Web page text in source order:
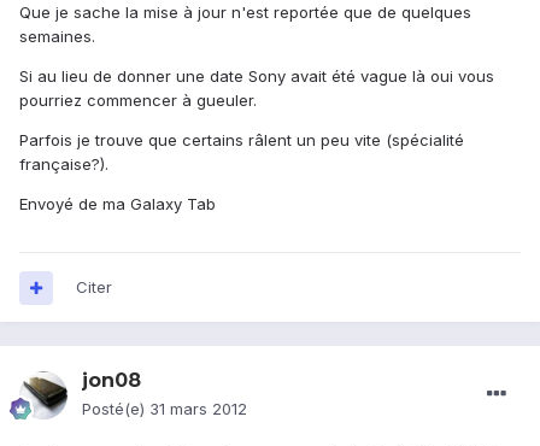
Que je sache la mise à jour n'est reportée que de quelques
semaines.
Si au lieu de donner une date Sony avait été vague là oui vous
pourriez commencer à gueuler.
Parfois je trouve que certains râlent un peu vite (spécialité
française?).
Envoyé de ma Galaxy Tab
Citer
jon08
Posté(e) 31 mars 2012